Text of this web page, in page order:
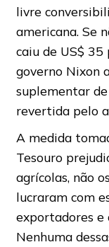
livre
americana. Se
caiu de US$ 35
governo Nixon
suplementar
revertida pelo
A medida
Tesouro
agrícolas, não
lucraram com
exportadores e
Nenhuma